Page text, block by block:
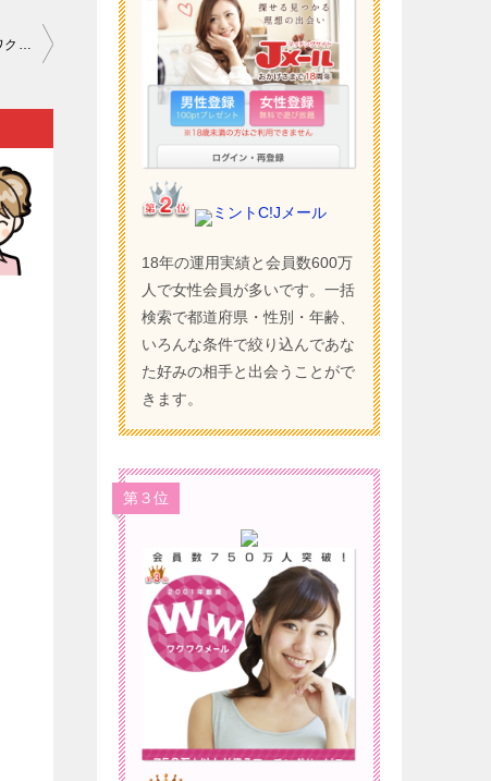
ワクワクメール 評判 2ch｜年齢認証で偽証して出会い系サイト（ワクワクメールなど）を使うのは厳禁です…。
ミントC!Jメール
18年の運用実績と会員数600万
人で女性会員が多いです。一括
検索で都道府県・性別・年齢、
いろんな条件で絞り込んであな
た好みの相手と出会うことがで
きます。
第３位